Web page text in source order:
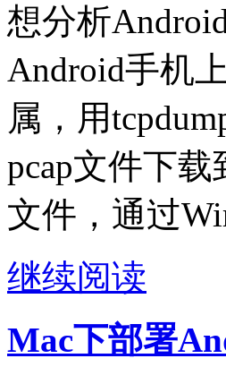
想分析
Android手机
属，用
pcap文件下
文件，通过
继续阅读
Mac下部署